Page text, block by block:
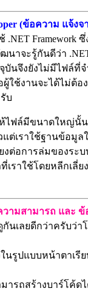
(ข้อความ แจ้
.NET Framework
นาจะรู้กันดีว่า
บันจึงยังไม่มีไฟล์ที่จ
ผู้ใช้งานจะได้ไม่
บ
ไฟล์มีขนาดใหญ่นั้น
วแต่เราใช้ฐานข้อมู
งต่อการล่มของระ
ราใช้โดยหลีกเลี่
วามสามารถ และ
กันเลยดีกว่าครับว่
นรูปแบบหน้าตาเรี
ารถสร้างบาร์โค้ด